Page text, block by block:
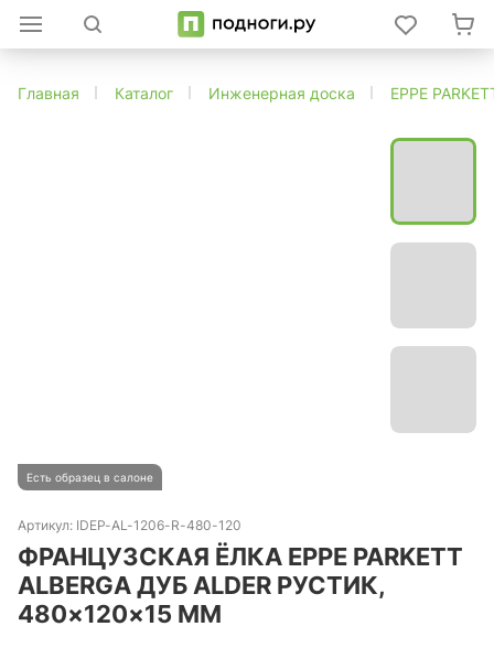
Главная Каталог Инженерная доска EPPE
Есть образец в салоне
Артикул: IDEP-AL-1206-R-480-120
ФРАНЦУЗСКАЯ ЁЛКА EPPE PARKETT
ALBERGA ДУБ ALDER РУСТИК,
480×120×15 ММ